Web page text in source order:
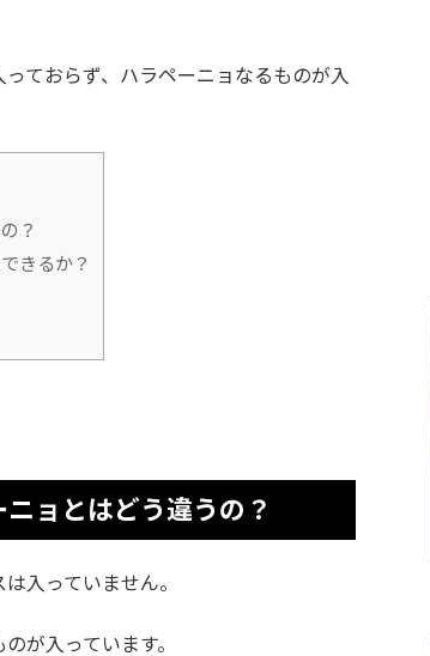
ておらず、ハラペーニョなるものが入
？
きるか？
ョとはどう違うの？
入っていません。
が入っています。